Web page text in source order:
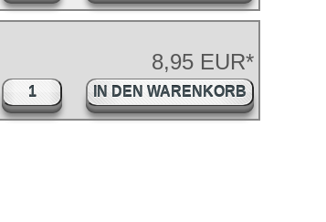
8,95 EUR*
IN DEN WARENKORB